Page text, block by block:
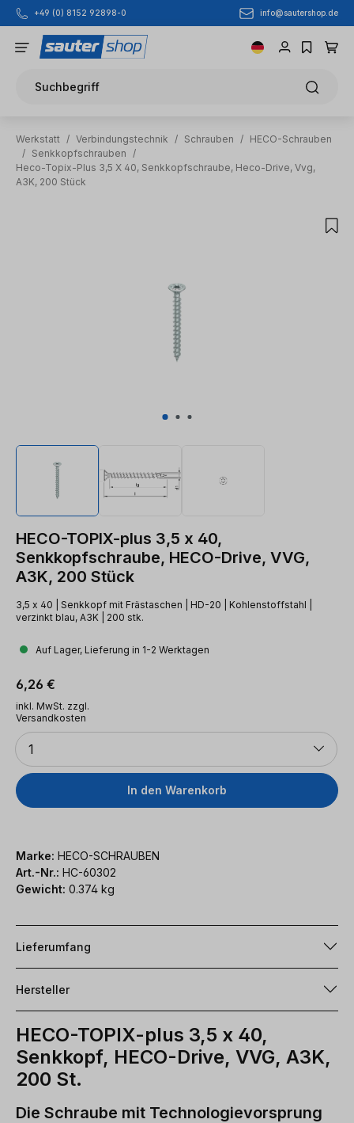
Zum Hauptinhalt springen
+49 (0) 8152 92898-0 info@sautershop.de
Suchbegriff
Werkstatt / Verbindungstechnik / Schrauben / HECO-Schrauben
/ Senkkopfschrauben
/
Heco-Topix-Plus 3,5 X 40, Senkkopfschraube, Heco-Drive, Vvg,
A3K, 200 Stück
HECO-TOPIX-plus 3,5 x 40,
Senkkopfschraube, HECO-Drive, VVG,
A3K, 200 Stück
3,5 x 40 | Senkkopf mit Frästaschen | HD-20 | Kohlenstoffstahl |
verzinkt blau, A3K | 200 stk.
Auf Lager, Lieferung in 1-2 Werktagen
Regulärer Preis:
6,26 €
inkl. MwSt. zzgl.
Versandkosten
Anzahl
1
In den Warenkorb
Marke: HECO-SCHRAUBEN
Art.-Nr.: HC-60302
Gewicht: 0.374 kg
Lieferumfang
Hersteller
HECO-TOPIX-plus 3,5 x 40,
Senkkopf, HECO-Drive, VVG, A3K,
200 St.
Die Schraube mit Technologievorsprung